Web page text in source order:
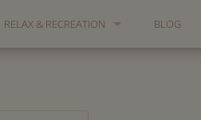
RELAX & RECREATION BLOG